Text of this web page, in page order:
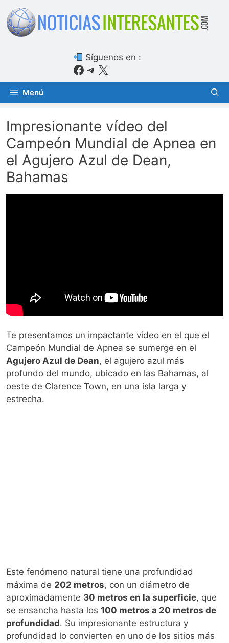
Saltar
contenido
Síguenos en :
Facebook
Telegram
X
Menú
Impresionante vídeo del
Campeón Mundial de Apnea en
el Agujero Azul de Dean,
Bahamas
Te presentamos un impactante vídeo en el que el
Campeón Mundial de Apnea se sumerge en el
Agujero Azul de Dean, el agujero azul más
profundo del mundo, ubicado en las Bahamas, al
oeste de Clarence Town, en una isla larga y
estrecha.
Este fenómeno natural tiene una profundidad
máxima de 202 metros, con un diámetro de
aproximadamente 30 metros en la superficie, que
se ensancha hasta los 100 metros a 20 metros de
profundidad. Su impresionante estructura y
profundidad lo convierten en uno de los sitios más